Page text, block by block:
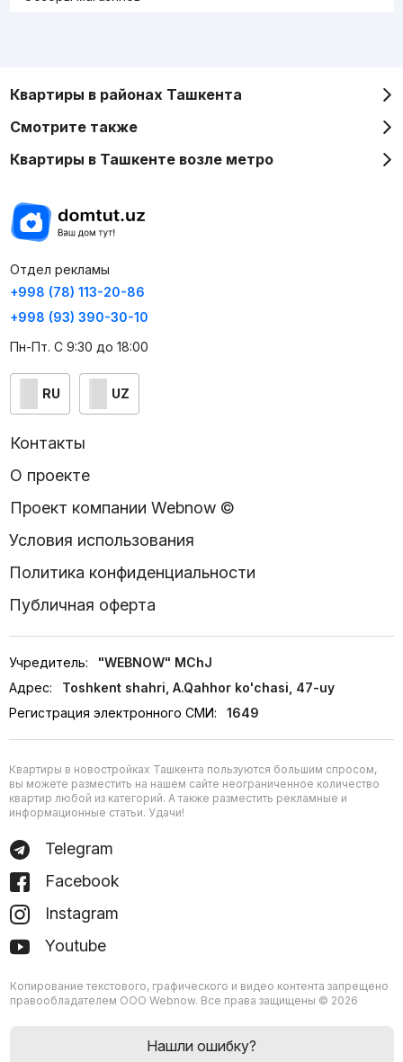
Квартиры в районах Ташкента
Смотрите также
Квартиры в Ташкенте возле метро
Отдел рекламы
+998 (78) 113-20-86
+998 (93) 390-30-10
Пн-Пт. С 9:30 до 18:00
RU UZ
Контакты
О проекте
Проект компании Webnow ©
Условия использования
Политика конфиденциальности
Публичная оферта
Учредитель:
"WEBNOW" MChJ
Адрес:
Toshkent shahri, A.Qahhor ko'chasi, 47-uy
Регистрация электронного СМИ:
1649
Квартиры в новостройках Ташкента пользуются большим спросом,
вы можете разместить на нашем сайте неограниченное количество
квартир любой из категорий. А также разместить рекламные и
информационные статьи. Удачи!
Telegram
Facebook
Instagram
Youtube
Копирование текстового, графического и видео контента запрещено
правообладателем ООО Webnow. Все права защищены © 2026
Нашли ошибку?